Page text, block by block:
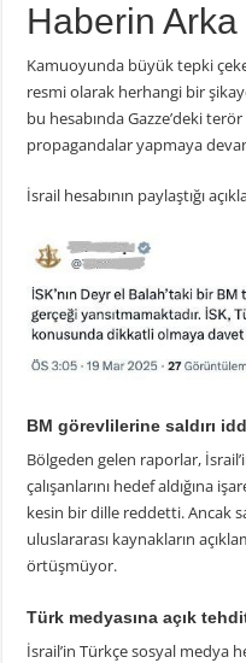
Haberin Arka
Kamuoyunda büyük tepki
resmi olarak herhangi bir
bu hesabında Gazze’deki
propagandalar yapmaya
İsrail hesabının paylaştığı
BM görevlilerine saldırı
Bölgeden gelen raporlar,
çalışanlarını hedef aldığına
kesin bir dille reddetti. Ancak
uluslararası kaynakların
örtüşmüyor.
Türk medyasına açık
İsrail’in Türkçe sosyal medya